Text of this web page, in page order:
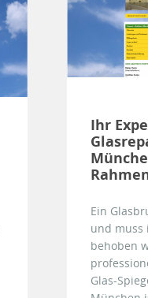
Ihr
Ein
und muss
behoben
Glas-